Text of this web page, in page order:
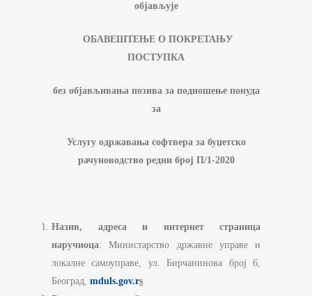
објављује
ОБАВЕШТЕЊЕ О ПОКРЕТАЊУ
ПОСТУПКА
без објављивања позива за подношење понуда
за
Услугу одржавања софтвера за буџетско
рачуноводство редни број П/1-2020
Назив, адреса и интернет страница
наручиоца: Министарство државне управе и
локалне самоуправе, ул. Бирчанинова број 6,
Београд, mduls.gov.rs